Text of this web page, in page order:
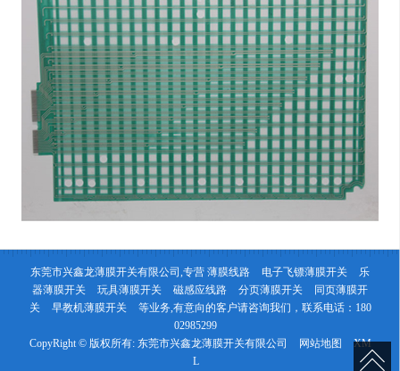
东莞市兴鑫龙薄膜开关有限公司,专营 薄膜线路 电子飞镖薄膜开关
乐
器薄膜开关
玩具薄膜开关 磁感应线路 分页薄膜开关
同页薄膜开
关
早教机薄膜开关 等业务,有意向的客户请咨询我们，联系电话： 180
02985299
CopyRight © 版权所有: 东莞市兴鑫龙薄膜开关有限公司 网站地图
XM
L